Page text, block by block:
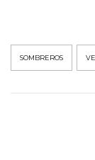
SOMBREROS